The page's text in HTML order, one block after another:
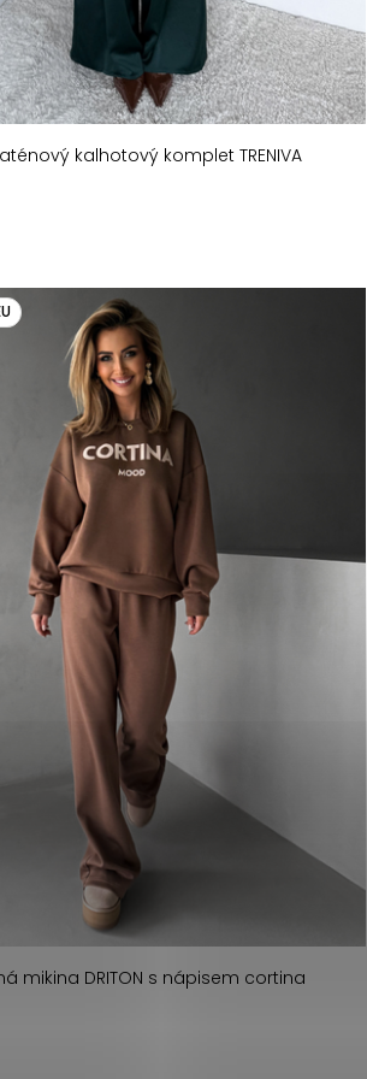
kalhotový komplet TRENIVA
mikina DRITON s nápisem cortina